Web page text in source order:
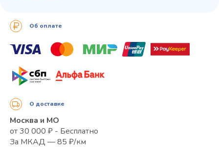
Об оплате
О доставке
Москва и МО
от 30 000 ₽ - Бесплатно
За МКАД — 85 ₽/км